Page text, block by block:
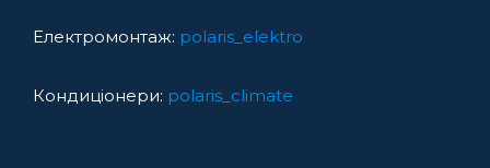
Електромонтаж: polaris_elektro
Кондиціонери: polaris_climate